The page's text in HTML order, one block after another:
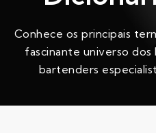
Conhece os principais
fascinante universo
bartenders